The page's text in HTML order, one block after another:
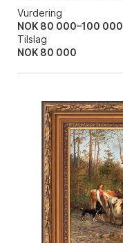
Vurdering
NOK 80 000–100 000
Tilslag
NOK 80 000